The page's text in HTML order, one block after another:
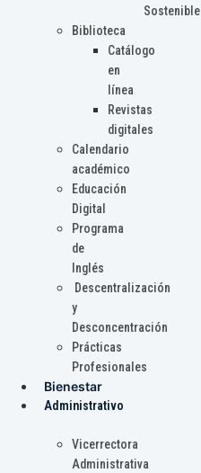
Sostenible
Biblioteca
Catálogo
en
línea
Revistas
digitales
Calendario
académico
Educación
Digital
Programa
de
Inglés
Descentralización
y
Desconcentración
Prácticas
Profesionales
Bienestar
Administrativo
Vicerrectora
Administrativa